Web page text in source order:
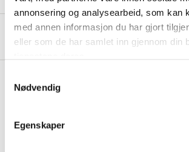
annonsering og analysearbeid, som kan
med annen informasjon du har gjort
eller som de har samlet inn gjennom din
Nødvendig
Egenskaper
About the manufacturer
Pay & Collect in your local store within